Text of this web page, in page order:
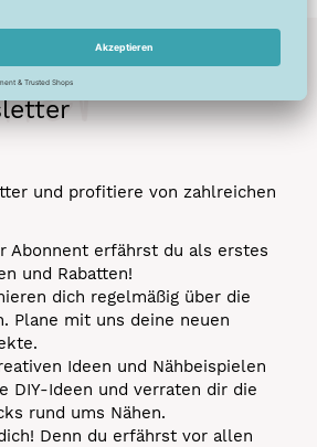
und profitiere von zahlreichen
Abonnent erfährst du als erstes
und Rabatten!
dich regelmäßig über die
Plane mit uns deine neuen
Ideen und Nähbeispielen
DIY-Ideen und verraten dir die
rund ums Nähen.
Denn du erfährst vor allen